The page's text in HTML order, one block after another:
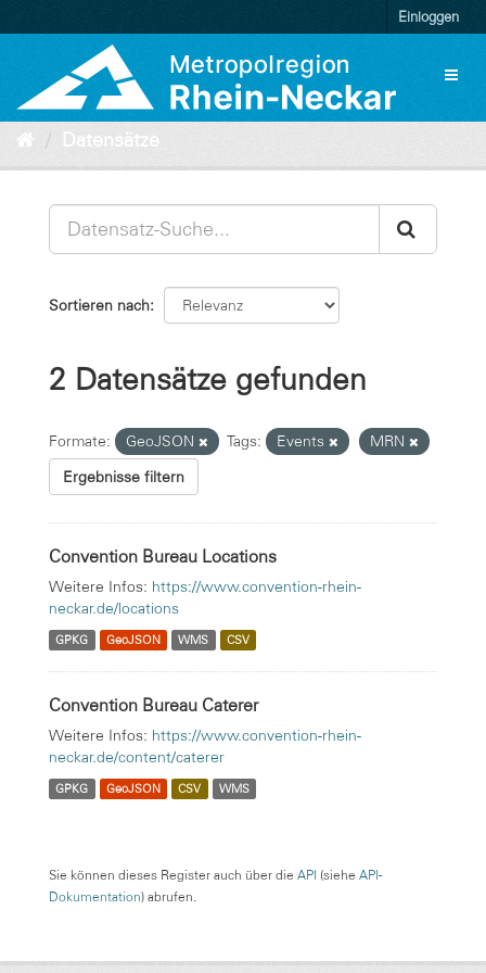
zum
Einloggen
Datensätze
Sortieren nach
2 Datensätze gefunden
Formate: GeoJSON Tags: Events
MRN
Ergebnisse filtern
Convention Bureau Locations
Weitere Infos: https://www.convention-rhein-
neckar.de/locations
GPKG GeoJSON WMS CSV
Convention Bureau Caterer
Weitere Infos: https://www.convention-rhein-
neckar.de/content/caterer
GPKG GeoJSON CSV WMS
Sie können dieses Register auch über die API (siehe API-
Dokumentation) abrufen.